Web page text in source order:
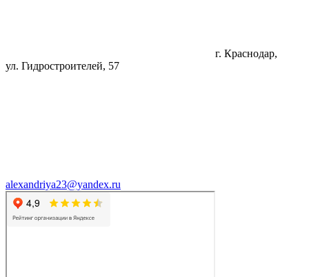
г. Краснодар,
ул. Гидростроителей, 57
alexandriya23@yandex.ru